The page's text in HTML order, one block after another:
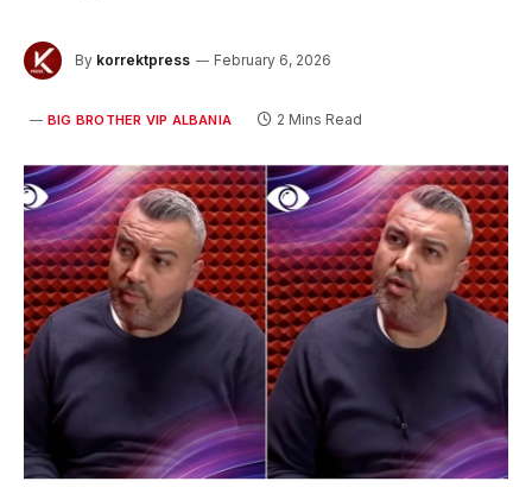
By korrektpress February 6, 2026
BIG BROTHER VIP ALBANIA 2 Mins Read